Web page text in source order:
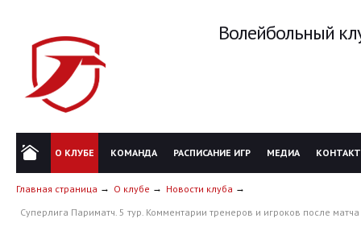
Волейбольный
О КЛУБЕ КОМАНДА РАСПИСАНИЕ ИГР МЕДИА
Главная страница О клубе
Новости клуба
Суперлига Париматч. 5 тур. Комментарии тренеров и игроков после